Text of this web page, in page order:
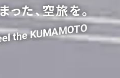
った、空旅を。
the KUMAMOTO